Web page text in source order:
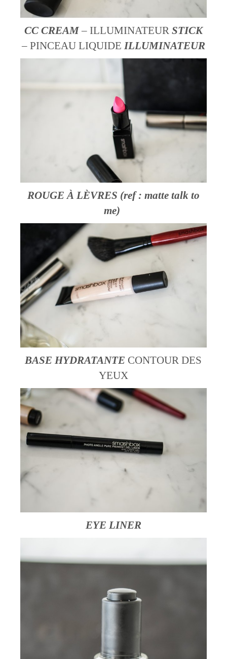
CC CREAM– ILLUMINATEUR STICK
– PINCEAU LIQUIDE ILLUMINATEUR
ROUGE À LÈVRES (ref : matte talk to
me)
BASE HYDRATANTE CONTOUR DES
YEUX
EYE LINER